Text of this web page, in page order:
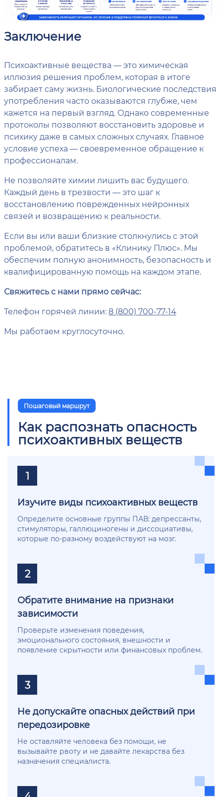
Заключение
Психоактивные вещества — это химическая
иллюзия решения проблем, которая в итоге
забирает саму жизнь. Биологические последствия
употребления часто оказываются глубже, чем
кажется на первый взгляд. Однако современные
протоколы позволяют восстановить здоровье и
психику даже в самых сложных случаях. Главное
условие успеха — своевременное обращение к
профессионалам.
Не позволяйте химии лишить вас будущего.
Каждый день в трезвости — это шаг к
восстановлению поврежденных нейронных
связей и возвращению к реальности.
Если вы или ваши близкие столкнулись с этой
проблемой, обратитесь в «Клинику Плюс». Мы
обеспечим полную анонимность, безопасность и
квалифицированную помощь на каждом этапе.
Свяжитесь с нами прямо сейчас:
Телефон горячей линии:8 (800) 700-77-14
Мы работаем круглосуточно.
Пошаговый маршрут
Как распознать опасность
психоактивных веществ
1
Изучите виды психоактивных веществ
Определите основные группы ПАВ: депрессанты,
стимуляторы, галлюциногены и диссоциативы,
которые по-разному воздействуют на мозг.
2
Обратите внимание на признаки
зависимости
Проверьте изменения поведения,
эмоционального состояния, внешности и
появление скрытности или финансовых проблем.
3
Не допускайте опасных действий при
передозировке
Не оставляйте человека без помощи, не
вызывайте рвоту и не давайте лекарства без
назначения специалиста.